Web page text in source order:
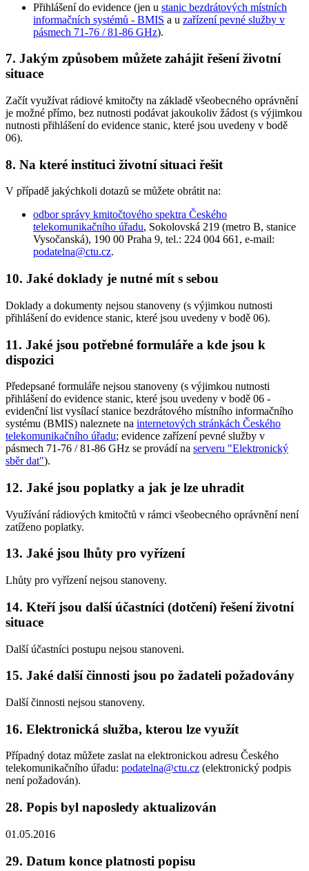
Přihlášení do evidence (jen u stanic bezdrátových místních
informačních systémů - BMIS a u zařízení pevné služby v
pásmech 71-76 / 81-86 GHz).
7. Jakým způsobem můžete zahájit řešení životní
situace
Začít využívat rádiové kmitočty na základě všeobecného oprávnění
je možné přímo, bez nutnosti podávat jakoukoliv žádost (s výjimkou
nutnosti přihlášení do evidence stanic, které jsou uvedeny v bodě
06).
8. Na které instituci životní situaci řešit
V případě jakýchkoli dotazů se můžete obrátit na:
odbor správy kmitočtového spektra Českého
telekomunikačního úřadu, Sokolovská 219 (metro B, stanice
Vysočanská), 190 00 Praha 9, tel.: 224 004 661, e-mail:
podatelna@ctu.cz.
10. Jaké doklady je nutné mít s sebou
Doklady a dokumenty nejsou stanoveny (s výjimkou nutnosti
přihlášení do evidence stanic, které jsou uvedeny v bodě 06).
11. Jaké jsou potřebné formuláře a kde jsou k
dispozici
Předepsané formuláře nejsou stanoveny (s výjimkou nutnosti
přihlášení do evidence stanic, které jsou uvedeny v bodě 06 -
evidenční list vysílací stanice bezdrátového místního informačního
systému (BMIS) naleznete na internetových stránkách Českého
telekomunikačního úřadu; evidence zařízení pevné služby v
pásmech 71-76 / 81-86 GHz se provádí na serveru "Elektronický
sběr dat").
12. Jaké jsou poplatky a jak je lze uhradit
Využívání rádiových kmitočtů v rámci všeobecného oprávnění není
zatíženo poplatky.
13. Jaké jsou lhůty pro vyřízení
Lhůty pro vyřízení nejsou stanoveny.
14. Kteří jsou další účastníci (dotčení) řešení životní
situace
Další účastníci postupu nejsou stanoveni.
15. Jaké další činnosti jsou po žadateli požadovány
Další činnosti nejsou stanoveny.
16. Elektronická služba, kterou lze využít
Případný dotaz můžete zaslat na elektronickou adresu Českého
telekomunikačního úřadu: podatelna@ctu.cz (elektronický podpis
není požadován).
28. Popis byl naposledy aktualizován
01.05.2016
29. Datum konce platnosti popisu